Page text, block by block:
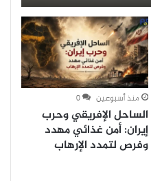
منذ أسبوعين 0
الساحل الإفريقي وحرب
إيران: أمن غذائي مهدد
وفرص لتمدد الإرهاب